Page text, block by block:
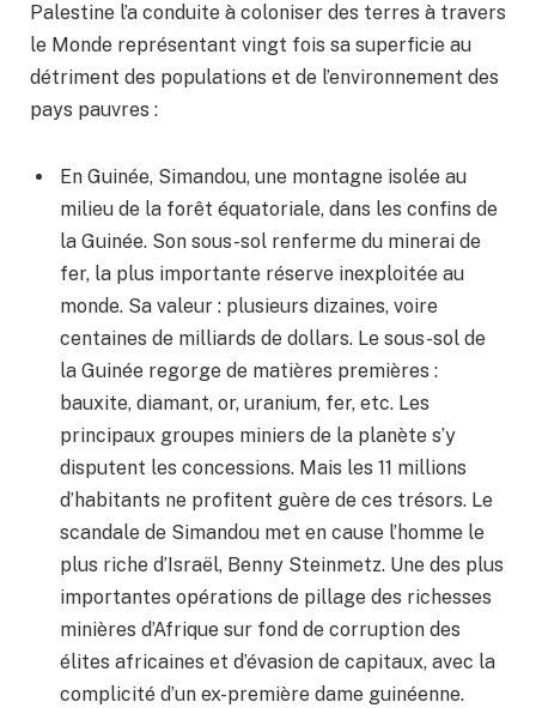
Palestine l’a conduite à coloniser des terres à travers
le Monde représentant vingt fois sa superficie au
détriment des populations et de l’environnement des
pays pauvres :
En Guinée, Simandou, une montagne isolée au
milieu de la forêt équatoriale, dans les confins de
la Guinée. Son sous-sol renferme du minerai de
fer, la plus importante réserve inexploitée au
monde. Sa valeur : plusieurs dizaines, voire
centaines de milliards de dollars. Le sous-sol de
la Guinée regorge de matières premières :
bauxite, diamant, or, uranium, fer, etc. Les
principaux groupes miniers de la planète s’y
disputent les concessions. Mais les 11 millions
d’habitants ne profitent guère de ces trésors. Le
scandale de Simandou met en cause l’homme le
plus riche d’Israël, Benny Steinmetz. Une des plus
importantes opérations de pillage des richesses
minières d’Afrique sur fond de corruption des
élites africaines et d’évasion de capitaux, avec la
complicité d’un ex-première dame guinéenne.